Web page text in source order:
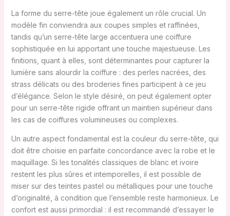
La forme du serre-tête joue également un rôle crucial. Un
modèle fin conviendra aux coupes simples et raffinées,
tandis qu’un serre-tête large accentuera une coiffure
sophistiquée en lui apportant une touche majestueuse. Les
finitions, quant à elles, sont déterminantes pour capturer la
lumière sans alourdir la coiffure : des perles nacrées, des
strass délicats ou des broderies fines participent à ce jeu
d’élégance. Selon le style désiré, on peut également opter
pour un serre-tête rigide offrant un maintien supérieur dans
les cas de coiffures volumineuses ou complexes.
Un autre aspect fondamental est la couleur du serre-tête, qui
doit être choisie en parfaite concordance avec la robe et le
maquillage. Si les tonalités classiques de blanc et ivoire
restent les plus sûres et intemporelles, il est possible de
miser sur des teintes pastel ou métalliques pour une touche
d’originalité, à condition que l’ensemble reste harmonieux. Le
confort est aussi primordial : il est recommandé d’essayer le